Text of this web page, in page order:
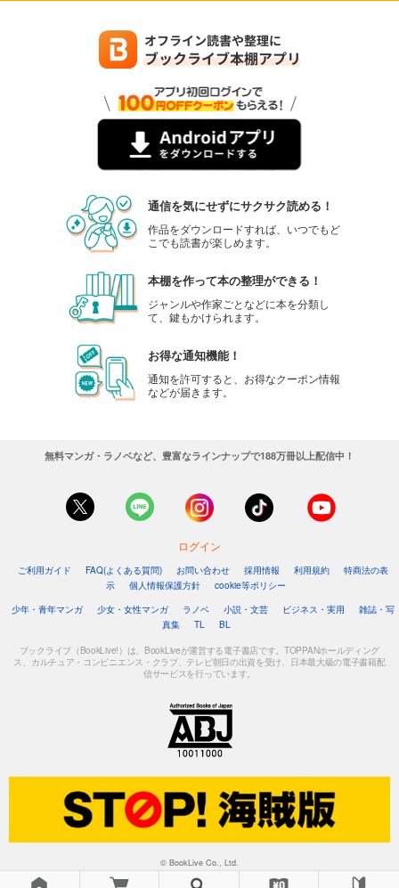
あらすじを表示する
フォトコン2024年2月号
1,048円 (税込)
フォトコン2024年1月号
1,048円 (税込)
あらすじを表示する
フォトコン2023年12月号
1,048
円 (税込)
円 (税込)
あらすじを表示する
フォトコン2023年10月号
フォトコン2023年9月号
あらすじを表示する
フォトコン2023年8月号
1,048円 (税込)
通信を気にせずにサクサク読める！
作品をダウンロードすれば、いつでもど
こでも読書が楽しめます。
本棚を作って本の整理ができる！
ジャンルや作家ごとなどに本を分類し
て、鍵もかけられます。
お得な通知機能！
通知を許可すると、お得なクーポン情報
などが届きます。
無料マンガ・ラノベなど、豊富なラインナップで188万冊以上配信中！
ログイン
ご利用ガイド FAQ(よくある質問) お問い合わせ 採用情報 利用規約
特商法の表
示
個人情報保護方針
cookie等ポリシー
少年・青年マンガ
少女・女性マンガ ラノベ 小説・文芸 ビジネス・実用
雑誌・写
真集
TL BL
ブックライブ（BookLive!）は、BookLiveが運営する電子書店です。TOPPANホールディング
ス、カルチュア・コンビニエンス・クラブ、テレビ朝日の出資を受け、日本最大級の電子書籍配
信サービスを行っています。
© BookLive Co., Ltd.